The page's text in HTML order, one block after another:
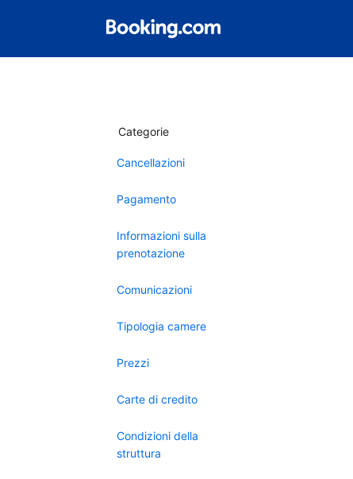
Categorie
Cancellazioni
Pagamento
Informazioni sulla
prenotazione
Comunicazioni
Tipologia camere
Prezzi
Carte di credito
Condizioni della
struttura